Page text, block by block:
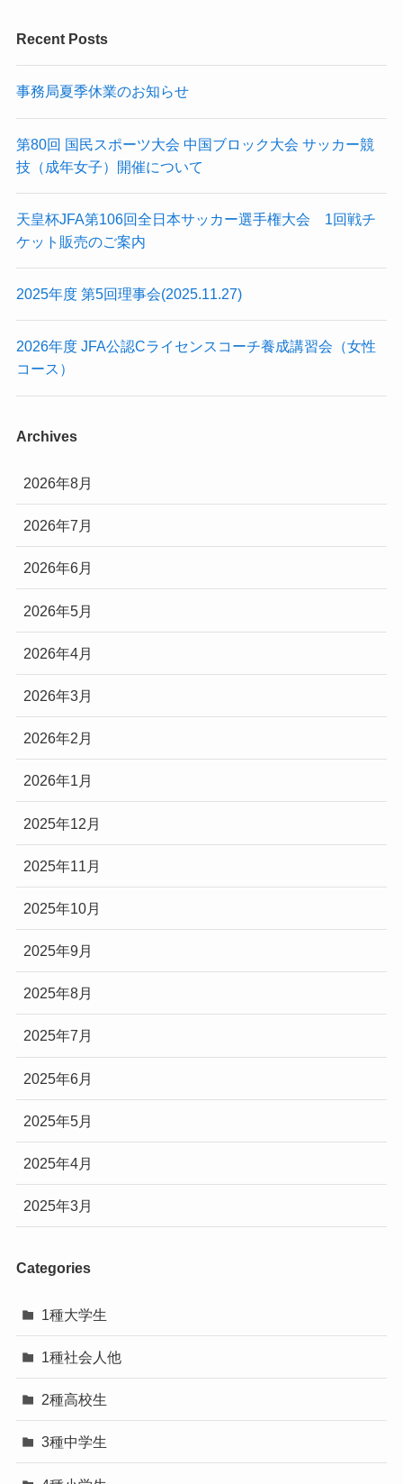
Recent Posts
事務局夏季休業のお知らせ
第80回 国民スポーツ大会 中国ブロック大会 サッカー競
技（成年女子）開催について
天皇杯JFA第106回全日本サッカー選手権大会 1回戦チ
ケット販売のご案内
2025年度 第5回理事会(2025.11.27)
2026年度 JFA公認Cライセンスコーチ養成講習会（女性
コース）
Archives
2026年8月
2026年7月
2026年6月
2026年5月
2026年4月
2026年3月
2026年2月
2026年1月
2025年12月
2025年11月
2025年10月
2025年9月
2025年8月
2025年7月
2025年6月
2025年5月
2025年4月
2025年3月
Categories
1種大学生
1種社会人他
2種高校生
3種中学生